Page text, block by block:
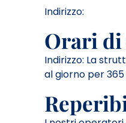
Indirizzo:
Orari
Indirizzo: La
al giorno per 365